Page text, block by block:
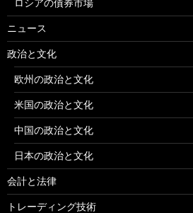
ロシアの債券市場
ニュース
政治と文化
欧州の政治と文化
米国の政治と文化
中国の政治と文化
日本の政治と文化
会計と法律
トレーディング技術